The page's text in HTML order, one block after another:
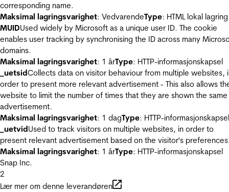
corresponding name.
Maksimal lagringsvarighet: VedvarendeType: HTML lokal lagring
MUIDUsed widely by Microsoft as a unique user ID. The cookie
enables user tracking by synchronising the ID across many
domains.
Maksimal lagringsvarighet: 1 årType: HTTP-informasjonskapsel
_uetsidCollects data on visitor behaviour from multiple websites,
order to present more relevant advertisement - This also allows
website to limit the number of times that they are shown the same
advertisement.
Maksimal lagringsvarighet: 1 dagType: HTTP-informasjonskapsel
_uetvidUsed to track visitors on multiple websites, in order to
present relevant advertisement based on the visitor's
Maksimal lagringsvarighet: 1 årType: HTTP-informasjonskapsel
Snap Inc.
2
Lær mer om denne leverandøren